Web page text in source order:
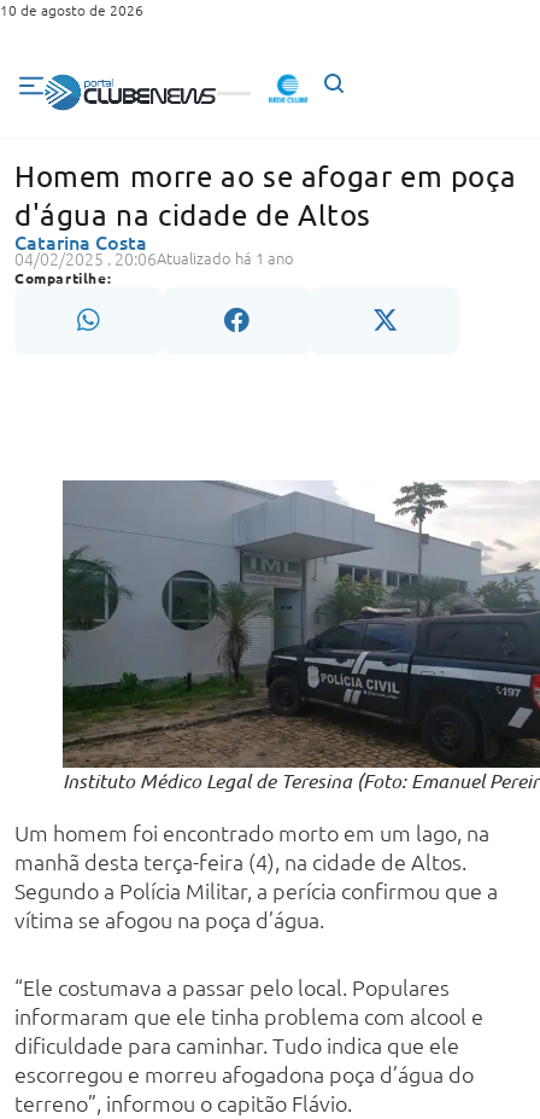
10 de agosto de 2026
Homem morre ao se afogar em poça
d'água na cidade de Altos
Catarina Costa
04/02/2025 . 20:06Atualizado há 1 ano
Compartilhe:
Instituto Médico Legal de Teresina (Foto: Emanuel
Um homem foi encontrado morto em um lago, na
manhã desta terça-feira (4), na cidade de Altos.
Segundo a Polícia Militar, a perícia confirmou que a
vítima se afogou na poça d’água.
“Ele costumava a passar pelo local. Populares
informaram que ele tinha problema com alcool e
dificuldade para caminhar. Tudo indica que ele
escorregou e morreu afogadona poça d’água do
terreno”, informou o capitão Flávio.